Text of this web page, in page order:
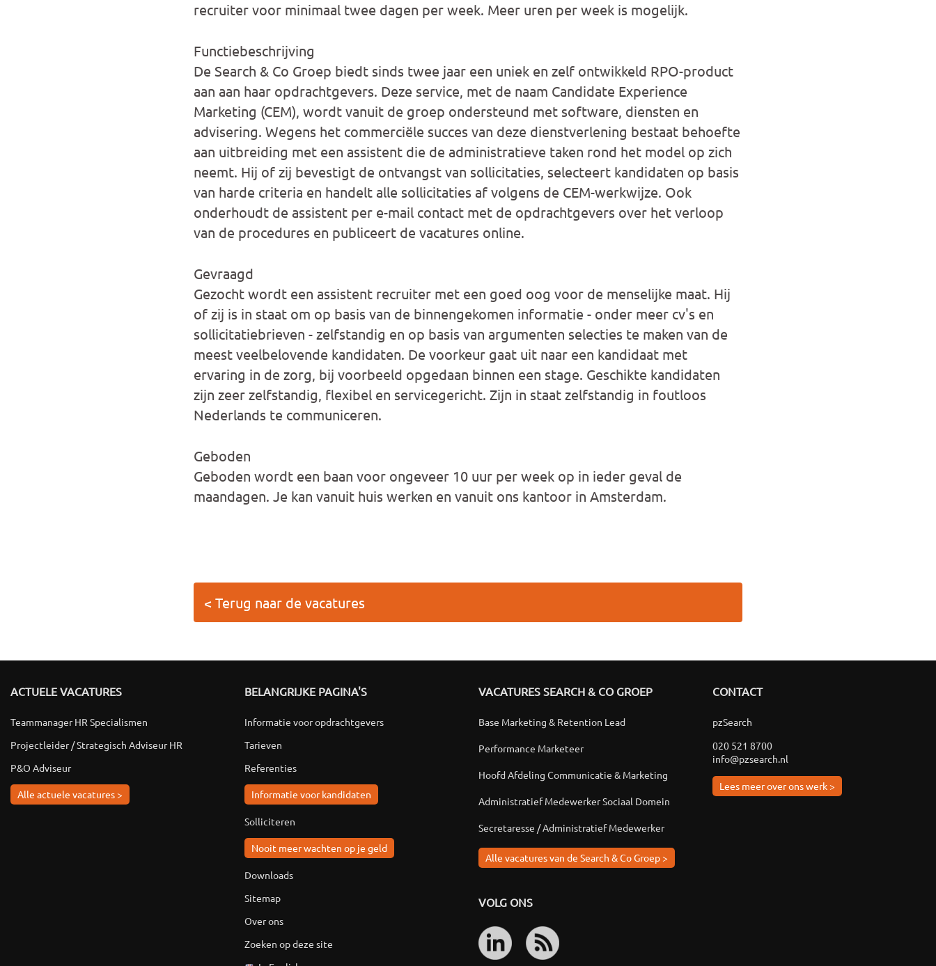
recruiter voor minimaal twee dagen per week. Meer uren per week is mogelijk.
Functiebeschrijving
De Search & Co Groep biedt sinds twee jaar een uniek en zelf ontwikkeld RPO-product
aan aan haar opdrachtgevers. Deze service, met de naam Candidate Experience
Marketing (CEM), wordt vanuit de groep ondersteund met software, diensten en
advisering. Wegens het commerciële succes van deze dienstverlening bestaat behoefte
aan uitbreiding met een assistent die de administratieve taken rond het model op zich
neemt. Hij of zij bevestigt de ontvangst van sollicitaties, selecteert kandidaten op basis
van harde criteria en handelt alle sollicitaties af volgens de CEM-werkwijze. Ook
onderhoudt de assistent per e-mail contact met de opdrachtgevers over het verloop
van de procedures en publiceert de vacatures online.
Gevraagd
Gezocht wordt een assistent recruiter met een goed oog voor de menselijke maat. Hij
of zij is in staat om op basis van de binnengekomen informatie - onder meer cv's en
sollicitatiebrieven - zelfstandig en op basis van argumenten selecties te maken van de
meest veelbelovende kandidaten. De voorkeur gaat uit naar een kandidaat met
ervaring in de zorg, bij voorbeeld opgedaan binnen een stage. Geschikte kandidaten
zijn zeer zelfstandig, flexibel en servicegericht. Zijn in staat zelfstandig in foutloos
Nederlands te communiceren.
Geboden
Geboden wordt een baan voor ongeveer 10 uur per week op in ieder geval de
maandagen. Je kan vanuit huis werken en vanuit ons kantoor in Amsterdam.
< Terug naar de vacatures
ACTUELE VACATURES
Teammanager HR Specialismen
Projectleider / Strategisch Adviseur HR
P&O Adviseur
Alle actuele vacatures >
BELANGRIJKE PAGINA'S
Informatie voor opdrachtgevers
Tarieven
Referenties
Informatie voor kandidaten
Solliciteren
Nooit meer wachten op je geld
Downloads
Sitemap
Over ons
Zoeken op deze site
VACATURES SEARCH & CO GROEP
Base Marketing & Retention Lead
Performance Marketeer
Hoofd Afdeling Communicatie & Marketing
Administratief Medewerker Sociaal Domein
Secretaresse / Administratief Medewerker
Alle vacatures van de Search & Co Groep >
VOLG ONS
CONTACT
pzSearch
020 521 8700
info@pzsearch.nl
Lees meer over ons werk >